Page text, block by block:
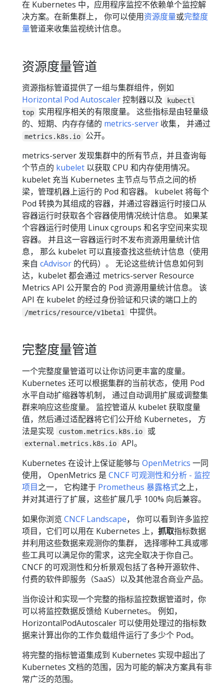
在 Kubernetes 中，应用程序监控不依赖单个监控解
决方案。在新集群上， 你可以使用资源度量或完整度
量管道来收集监视统计信息。
资源度量管道
资源指标管道提供了一组与集群组件，例如
Horizontal Pod Autoscaler控制器以及
kubectl
top
实用程序相关的有限度量。 这些指标是由轻量级
的、短期、内存存储的 metrics-server 收集， 并通过
metrics.k8s.io
公开。
metrics-server 发现集群中的所有节点，并且查询每
个节点的 kubelet 以获取 CPU 和内存使用情况。
kubelet 充当 Kubernetes 主节点与节点之间的桥
梁，管理机器上运行的 Pod 和容器。 kubelet 将每个
Pod 转换为其组成的容器，并通过容器运行时接口从
容器运行时获取各个容器使用情况统计信息。 如果某
个容器运行时使用 Linux cgroups 和名字空间来实现
容器。 并且这一容器运行时不发布资源用量统计信
息， 那么 kubelet 可以直接查找这些统计信息（使用
来自 cAdvisor 的代码）。 无论这些统计信息如何到
达，kubelet 都会通过 metrics-server Resource
Metrics API 公开聚合的 Pod 资源用量统计信息。 该
API 在 kubelet 的经过身份验证和只读的端口上的
/metrics/resource/v1beta1 中提供。
完整度量管道
一个完整度量管道可以让你访问更丰富的度量。
Kubernetes 还可以根据集群的当前状态，使用 Pod
水平自动扩缩器等机制， 通过自动调用扩展或调整集
群来响应这些度量。 监控管道从 kubelet 获取度量
值，然后通过适配器将它们公开给 Kubernetes， 方
法是实现
custom.metrics.k8s.io 或
external.metrics.k8s.io
API。
Kubernetes 在设计上保证能够与 OpenMetrics 一同
使用， OpenMetrics 是 CNCF 可观测性和分析 - 监控
项目之一， 它构建于 Prometheus 暴露格式之上，
并对其进行了扩展，这些扩展几乎 100% 向后兼容。
如果你浏览 CNCF Landscape， 你可以看到许多监控
项目，它们可以用在 Kubernetes 上， 抓取指标数据
并利用这些数据来观测你的集群， 选择哪种工具或哪
些工具可以满足你的需求，这完全取决于你自己。
CNCF 的可观测性和分析景观包括了各种开源软件、
付费的软件即服务（SaaS）以及其他混合商业产品。
当你设计和实现一个完整的指标监控数据管道时，你
可以将监控数据反馈给 Kubernetes。 例如，
HorizontalPodAutoscaler 可以使用处理过的指标数
据来计算出你的工作负载组件运行了多少个 Pod。
将完整的指标管道集成到 Kubernetes 实现中超出了
Kubernetes 文档的范围，因为可能的解决方案具有非
常广泛的范围。